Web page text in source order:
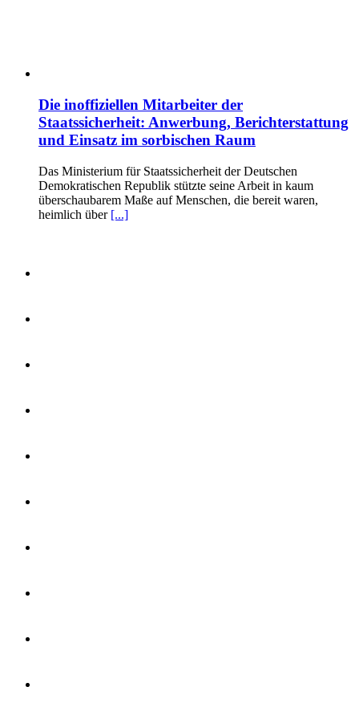
Die inoffiziellen Mitarbeiter der
Staatssicherheit: Anwerbung, Berichterstattung
und Einsatz im sorbischen Raum
Das Ministerium für Staatssicherheit der Deutschen
Demokratischen Republik stützte seine Arbeit in kaum
überschaubarem Maße auf Menschen, die bereit waren,
heimlich über [...]